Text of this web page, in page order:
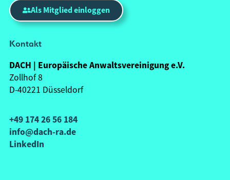
Als Mitglied einloggen
Kontakt
DACH | Europäische Anwaltsvereinigung e.V.
Zollhof 8
D-40221 Düsseldorf
+49 174 26 56 184
info@dach-ra.de
LinkedIn